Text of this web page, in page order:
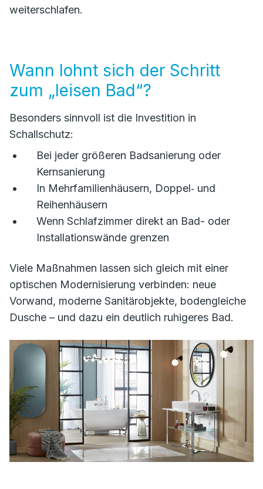
weiterschlafen.
Wann lohnt sich der Schritt
zum „leisen Bad“?
Besonders sinnvoll ist die Investition in
Schallschutz:
Bei jeder größeren Badsanierung oder
Kernsanierung
In Mehrfamilienhäusern, Doppel‑ und
Reihenhäusern
Wenn Schlafzimmer direkt an Bad- oder
Installationswände grenzen
Viele Maßnahmen lassen sich gleich mit einer
optischen Modernisierung verbinden: neue
Vorwand, moderne Sanitärobjekte, bodengleiche
Dusche – und dazu ein deutlich ruhigeres Bad.